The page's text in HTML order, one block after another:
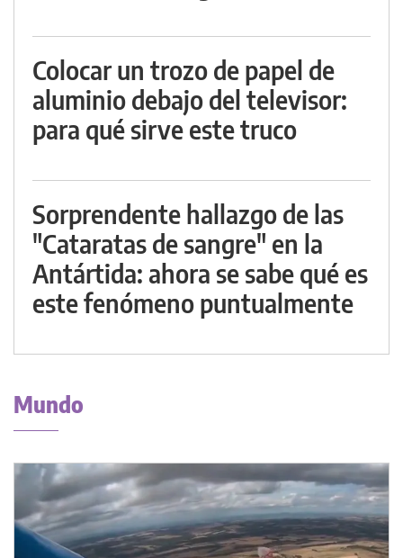
Colocar un trozo de papel de
aluminio debajo del televisor:
para qué sirve este truco
Sorprendente hallazgo de las
"Cataratas de sangre" en la
Antártida: ahora se sabe qué es
este fenómeno puntualmente
Mundo